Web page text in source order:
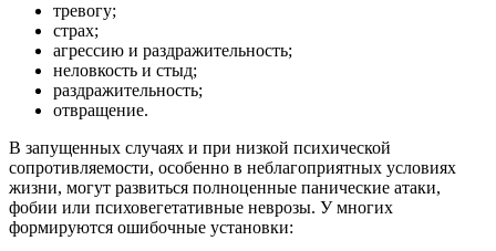
тревогу;
страх;
агрессию и раздражительность;
неловкость и стыд;
раздражительность;
отвращение.
В запущенных случаях и при низкой психической
сопротивляемости, особенно в неблагоприятных условиях
жизни, могут развиться полноценные панические атаки,
фобии или психовегетативные неврозы. У многих
формируются ошибочные установки: